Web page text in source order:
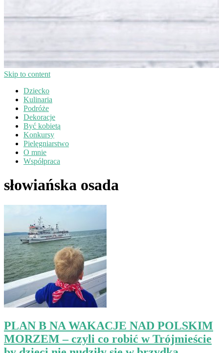
Skip to content
Dziecko
Kulinaria
Podróże
Dekoracje
Być kobietą
Konkursy
Pielęgniarstwo
O mnie
Współpraca
słowiańska osada
PLAN B NA WAKACJE NAD POLSKIM
MORZEM – czyli co robić w Trójmieście